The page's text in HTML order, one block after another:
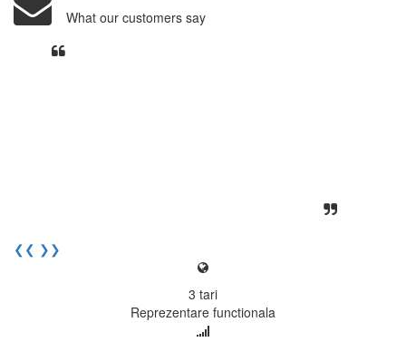
What our customers say
❮❮ ❯❯
3 tari
Reprezentare functionala